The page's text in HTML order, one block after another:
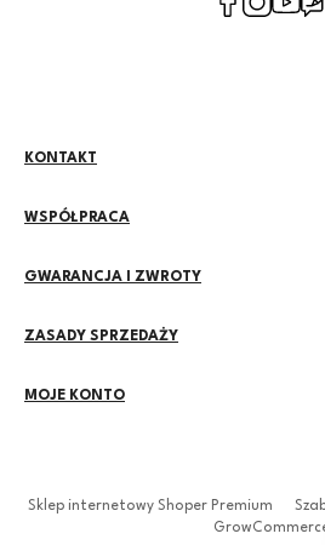
KONTAKT
WSPÓŁPRACA
GWARANCJA I ZWROTY
ZASADY SPRZEDAŻY
MOJE KONTO
Sklep internetowy Shoper Premium